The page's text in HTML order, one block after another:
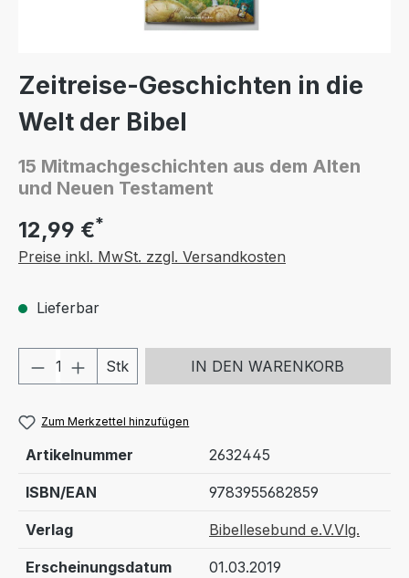
Zeitreise-Geschichten in die
Welt der Bibel
15 Mitmachgeschichten aus dem Alten
und Neuen Testament
12,99 €*
Preise inkl. MwSt. zzgl. Versandkosten
Lieferbar
Produkt Anzahl: Gib den
Stk IN DEN WARENKORB
Zum Merkzettel hinzufügen
Artikelnummer 2632445
ISBN/EAN 9783955682859
Verlag Bibellesebund e.V.Vlg.
Erscheinungsdatum 01.03.2019